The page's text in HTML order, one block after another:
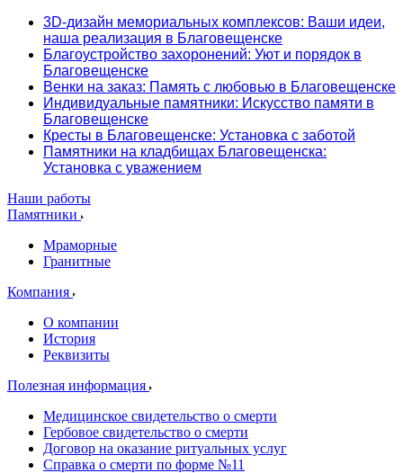
3D-дизайн мемориальных комплексов: Ваши идеи,
наша реализация в Благовещенске
Благоустройство захоронений: Уют и порядок в
Благовещенске
Венки на заказ: Память с любовью в Благовещенске
Индивидуальные памятники: Искусство памяти в
Благовещенске
Кресты в Благовещенске: Установка с заботой
Памятники на кладбищах Благовещенска:
Установка с уважением
Наши работы
Памятники
Мраморные
Гранитные
Компания
О компании
История
Реквизиты
Полезная информация
Медицинское свидетельство о смерти
Гербовое свидетельство о смерти
Договор на оказание ритуальных услуг
Справка о смерти по форме №11